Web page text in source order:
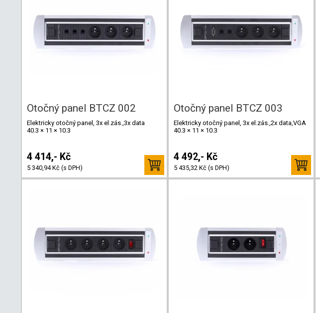
Otočný panel BTCZ 002
Elektricky otočný panel, 3x el.zás.,3x data
40.3 × 11 × 10.3
4 414,- Kč
5 340,94 Kč (s DPH)
Otočný panel BTCZ 003
Elektricky otočný panel, 3x el.zás.,2x data,VGA
40.3 × 11 × 10.3
4 492,- Kč
5 435,32 Kč (s DPH)